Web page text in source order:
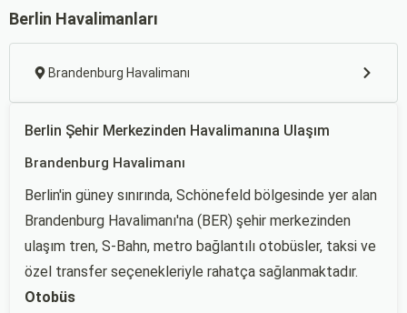
Berlin Havalimanları
Brandenburg Havalimanı
Berlin Şehir Merkezinden Havalimanına Ulaşım
Brandenburg Havalimanı
Berlin'in güney sınırında, Schönefeld bölgesinde yer alan
Brandenburg Havalimanı'na (BER) şehir merkezinden
ulaşım tren, S-Bahn, metro bağlantılı otobüsler, taksi ve
özel transfer seçenekleriyle rahatça sağlanmaktadır.
Otobüs